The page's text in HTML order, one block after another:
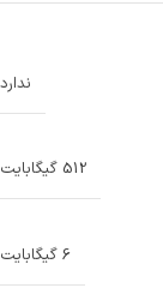
ندارد
512 گیگابایت
6 گیگابایت